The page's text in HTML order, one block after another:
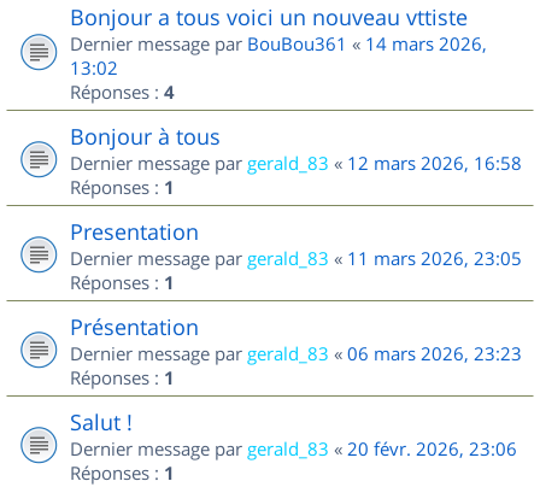
Bonjour a tous voici un nouveau vttiste
Dernier message par BouBou361 « 14 mars 2026,
13:02
Réponses : 4
Bonjour à tous
Dernier message par gerald_83 « 12 mars 2026, 16:58
Réponses : 1
Presentation
Dernier message par gerald_83 « 11 mars 2026, 23:05
Réponses : 1
Présentation
Dernier message par gerald_83 « 06 mars 2026, 23:23
Réponses : 1
Salut !
Dernier message par gerald_83 « 20 févr. 2026, 23:06
Réponses : 1